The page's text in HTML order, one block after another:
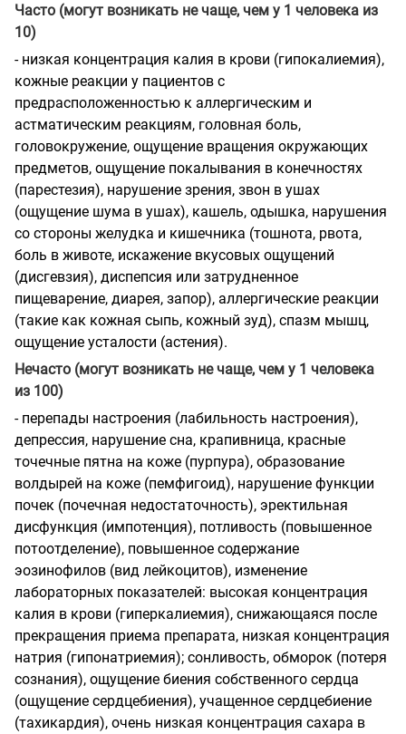
Часто (могут возникать не чаще, чем у 1 человека из
10)
- низкая концентрация калия в крови (гипокалиемия),
кожные реакции у пациентов с
предрасположенностью к аллергическим и
астматическим реакциям, головная боль,
головокружение, ощущение вращения окружающих
предметов, ощущение покалывания в конечностях
(парестезия), нарушение зрения, звон в ушах
(ощущение шума в ушах), кашель, одышка, нарушения
со стороны желудка и кишечника (тошнота, рвота,
боль в животе, искажение вкусовых ощущений
(дисгевзия), диспепсия или затрудненное
пищеварение, диарея, запор), аллергические реакции
(такие как кожная сыпь, кожный зуд), спазм мышц,
ощущение усталости (астения).
Нечасто (могут возникать не чаще, чем у 1 человека
из 100)
- перепады настроения (лабильность настроения),
депрессия, нарушение сна, крапивница, красные
точечные пятна на коже (пурпура), образование
волдырей на коже (пемфигоид), нарушение функции
почек (почечная недостаточность), эректильная
дисфункция (импотенция), потливость (повышенное
потоотделение), повышенное содержание
эозинофилов (вид лейкоцитов), изменение
лабораторных показателей: высокая концентрация
калия в крови (гиперкалиемия), снижающаяся после
прекращения приема препарата, низкая концентрация
натрия (гипонатриемия); сонливость, обморок (потеря
сознания), ощущение биения собственного сердца
(ощущение сердцебиения), учащенное сердцебиение
(тахикардия), очень низкая концентрация сахара в